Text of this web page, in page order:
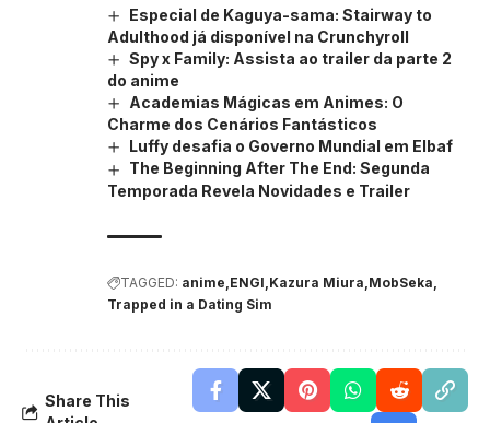
Especial de Kaguya-sama: Stairway to
Adulthood já disponível na Crunchyroll
Spy x Family: Assista ao trailer da parte 2
do anime
Academias Mágicas em Animes: O
Charme dos Cenários Fantásticos
Luffy desafia o Governo Mundial em Elbaf
The Beginning After The End: Segunda
Temporada Revela Novidades e Trailer
TAGGED: anime ENGI Kazura Miura MobSeka
Trapped in a Dating Sim
Share This